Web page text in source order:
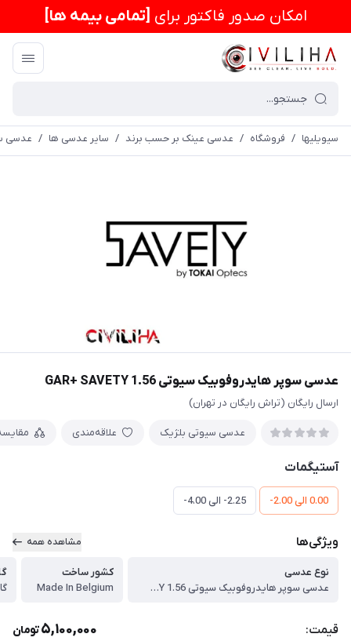
امكان صدور فاکتور برای [تمامی بیمه ها]
سیویلیها / فروشگاه / عدسی عینک بر حسب برند / سایر عدسی ها / عدسی
عدسی سوپر هایدروفوبیک سیوتی GAR+ SAVETY 1.56
ارسال رایگان (تراش رایگان در تهران)
عدسی سیوتی بلژیک علاقه‌مندی
آستیگمات
0.00 الی 2.00- 2.25- الی 4.00-
ویژگی‌ها مشاهده همه
نوع عدسی
عدسی سوپر هایدروفوبیک سیوتی GAR+ SAVETY 1.56
کشور ساخت
Made In Belgium
قیمت: 5,100,000تومان